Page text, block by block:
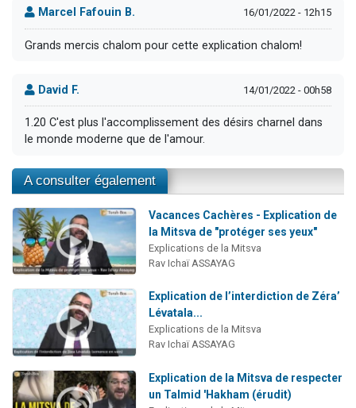
Marcel Fafouin B. 16/01/2022 - 12h15
Grands mercis chalom pour cette explication chalom!
David F. 14/01/2022 - 00h58
1.20 C'est plus l'accomplissement des désirs charnel dans
le monde moderne que de l'amour.
A consulter également
Vacances Cachères - Explication de
la Mitsva de "protéger ses yeux"
Explications de la Mitsva
Rav Ichaï ASSAYAG
Explication de l’interdiction de Zéra’
Lévatala...
Explications de la Mitsva
Rav Ichaï ASSAYAG
Explication de la Mitsva de respecter
un Talmid 'Hakham (érudit)